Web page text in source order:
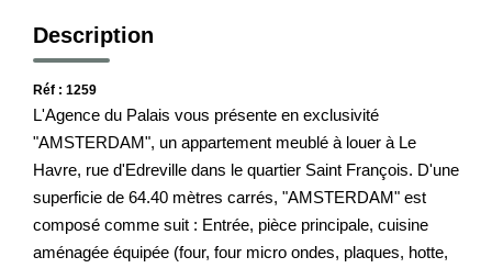
Description
Réf : 1259
L'Agence du Palais vous présente en exclusivité
"AMSTERDAM", un appartement meublé à louer à Le
Havre, rue d'Edreville dans le quartier Saint François. D'une
superficie de 64.40 mètres carrés, "AMSTERDAM" est
composé comme suit : Entrée, pièce principale, cuisine
aménagée équipée (four, four micro ondes, plaques, hotte,